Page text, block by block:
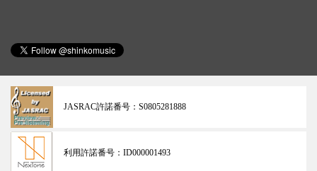
JASRAC許諾番号： S0805281888
利用許諾番号： ID000001493